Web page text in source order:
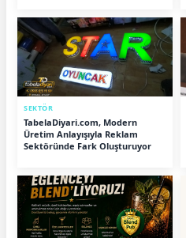
SEKTÖR
TabelaDiyari.com, Modern
Üretim Anlayışıyla Reklam
Sektöründe Fark Oluşturuyor